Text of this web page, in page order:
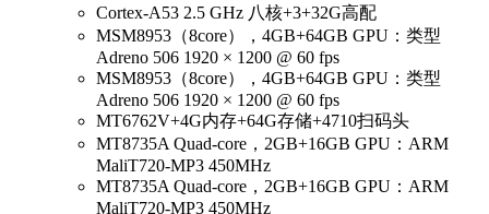
Cortex-A53 2.5 GHz 八核+3+32G高配
MSM8953（8core），4GB+64GB GPU：类型
Adreno 506 1920 × 1200 @ 60 fps
MSM8953（8core），4GB+64GB GPU：类型
Adreno 506 1920 × 1200 @ 60 fps
MT6762V+4G内存+64G存储+4710扫码头
MT8735A Quad-core，2GB+16GB GPU：ARM
MaliT720-MP3 450MHz
MT8735A Quad-core，2GB+16GB GPU：ARM
MaliT720-MP3 450MHz